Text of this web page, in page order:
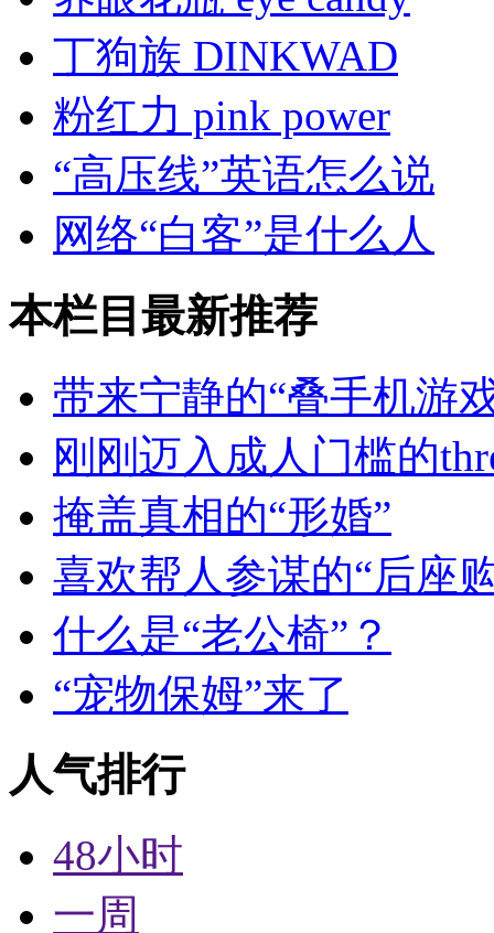
丁狗族 DINKWAD
粉红力 pink power
“高压线”英语怎么说
网络“白客”是什么人
本栏目最新推荐
带来宁静的“叠手机游
刚刚迈入成人门槛的
掩盖真相的“形婚”
喜欢帮人参谋的“后座
什么是“老公椅”？
“宠物保姆”来了
人气排行
48小时
一周